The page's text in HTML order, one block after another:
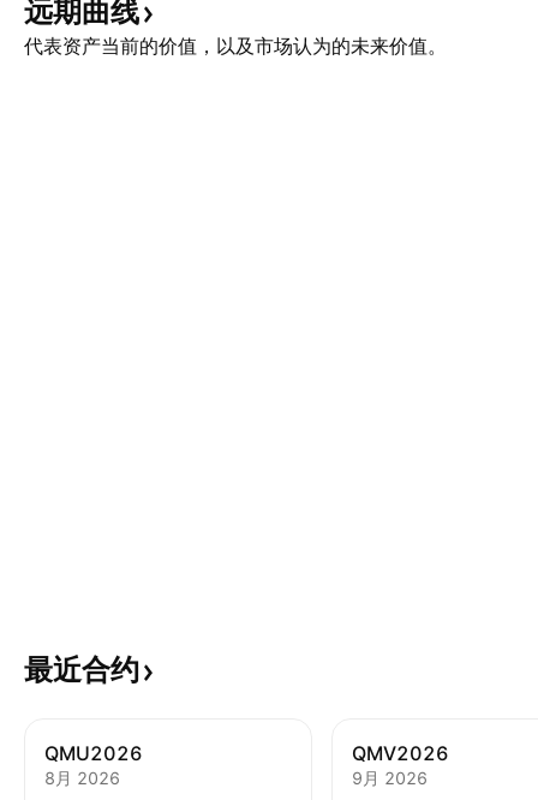
远期曲线
代表资产当前的价值，以及市场认为的未来价值。
最近合约
QMU2026
8月 2026
QMV2026
9月 2026